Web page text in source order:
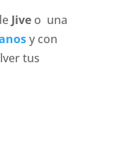
Jiveo una
y con
tus